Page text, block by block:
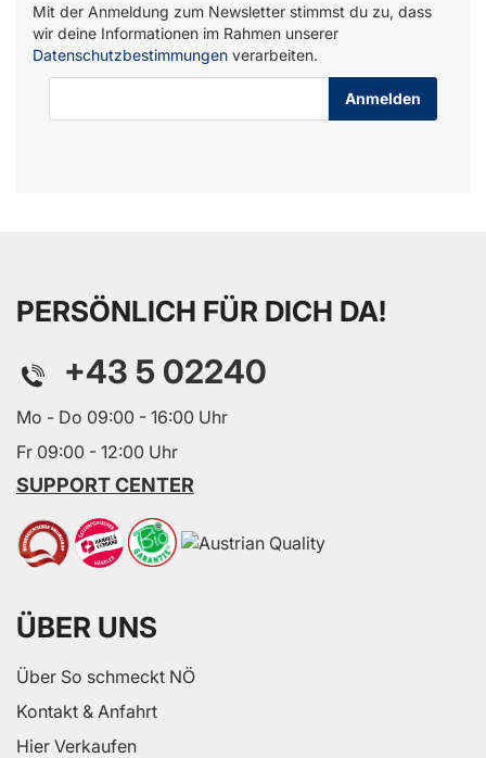
Mit der Anmeldung zum Newsletter stimmst du zu, dass
wir deine Informationen im Rahmen unserer
Datenschutzbestimmungen verarbeiten.
PERSÖNLICH FÜR DICH DA!
+43 5 02240
Mo - Do 09:00 - 16:00 Uhr
Fr 09:00 - 12:00 Uhr
SUPPORT CENTER
ÜBER UNS
Über So schmeckt NÖ
Kontakt & Anfahrt
Hier Verkaufen